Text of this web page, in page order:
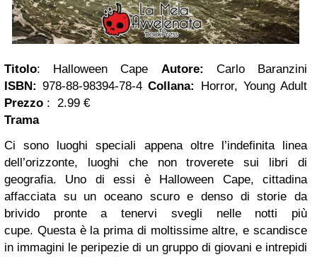
Titolo: Halloween Cape Autore: Carlo Baranzini
ISBN: 978-88-98394-78-4Collana:
Horror, Young Adult
Prezzo : 2.99 €
Trama
Ci sono luoghi speciali appena oltre l’indefinita linea
dell’orizzonte, luoghi che non troverete sui libri di
geografia. Uno di essi è Halloween Cape, cittadina
affacciata su un oceano scuro e denso di storie da
brivido pronte a tenervi svegli nelle notti più
cupe. Questa è la prima di moltissime altre, e scandisce
in immagini le peripezie di un gruppo di giovani e intrepidi